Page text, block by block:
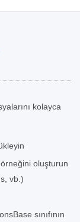
kolayca
örneğini oluşturun
vb.)
sınıfının